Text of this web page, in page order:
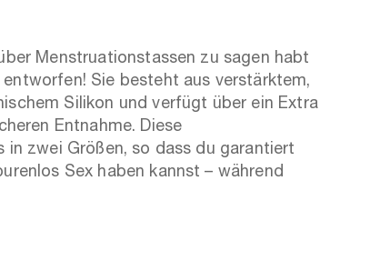
Menstruationstassen zu sagen habt
Sie besteht aus verstärktem,
Silikon und verfügt über ein Extra
Entnahme. Diese
in zwei Größen, so dass du garantiert
Sex haben kannst – während